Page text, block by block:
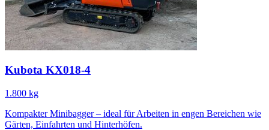
Kubota KX018-4
1.800 kg
Kompakter Minibagger – ideal für Arbeiten in engen Bereichen wie
Gärten, Einfahrten und Hinterhöfen.